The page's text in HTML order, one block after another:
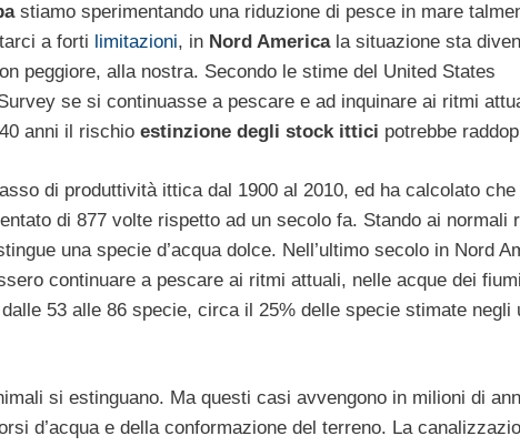
stiamo sperimentando una riduzione di pesce in mare
a forti limitazioni, in Nord Americala situazione sta
peggiore, alla nostra. Secondo le stime del United States
se si continuasse a pescare e ad inquinare ai ritmi
anni il rischio estinzione degli stock ittici potrebbe
di produttività ittica dal 1900 al 2010, ed ha calcolato che
di 877 volte rispetto ad un secolo fa. Stando ai normali
una specie d’acqua dolce. Nell’ultimo secolo in Nord
continuare a pescare ai ritmi attuali, nelle acque dei
53 alle 86 specie, circa il 25% delle specie stimate negli
si estinguano. Ma questi casi avvengono in milioni di
d’acqua e della conformazione del terreno. La